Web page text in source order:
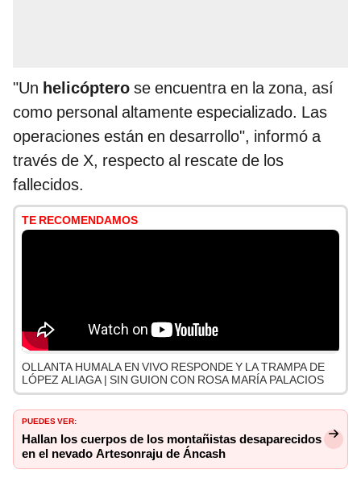
"Un helicóptero se encuentra en la zona, así
como personal altamente especializado. Las
operaciones están en desarrollo", informó a
través de X, respecto al rescate de los
fallecidos.
TE RECOMENDAMOS
OLLANTA HUMALA EN VIVO RESPONDE Y LA TRAMPA DE
LÓPEZ ALIAGA | SIN GUION CON ROSA MARÍA PALACIOS
PUEDES VER:
Hallan los cuerpos de los montañistas desaparecidos
en el nevado Artesonraju de Áncash